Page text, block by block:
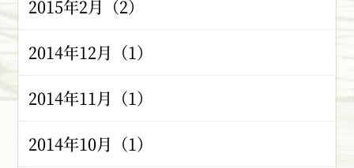
2015年2月（2）
2014年12月（1）
2014年11月（1）
2014年10月（1）